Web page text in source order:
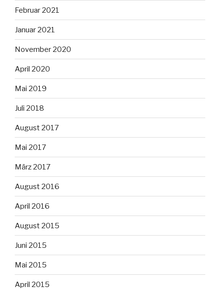
Februar 2021
Januar 2021
November 2020
April 2020
Mai 2019
Juli 2018
August 2017
Mai 2017
März 2017
August 2016
April 2016
August 2015
Juni 2015
Mai 2015
April 2015